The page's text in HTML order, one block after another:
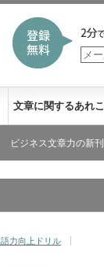
文章に関するあれ
章力の新刊が発売にな
力向上ドリル